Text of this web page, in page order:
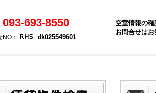
693-8550
NO： dk025549601
空室情報の
お問合せはお